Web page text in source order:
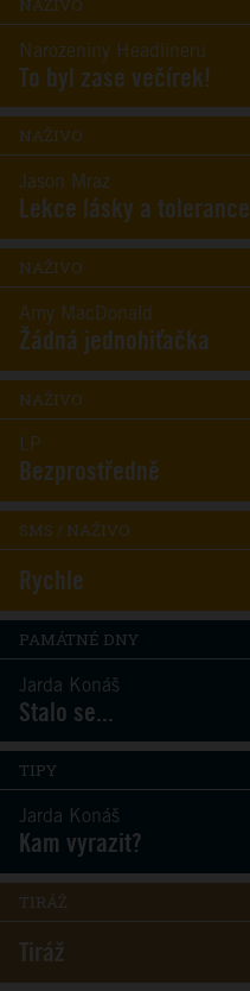
NAŽIVO
Narozeniny Headlineru
To byl zase večírek!
NAŽIVO
Jason Mraz
Lekce lásky a tolerance
NAŽIVO
Amy MacDonald
Žádná jednohiťačka
NAŽIVO
LP
Bezprostředně
SMS / NAŽIVO
Rychle
PAMÁTNÉ DNY
Jarda Konáš
Stalo se...
TIPY
Jarda Konáš
Kam vyrazit?
TIRÁŽ
Tiráž